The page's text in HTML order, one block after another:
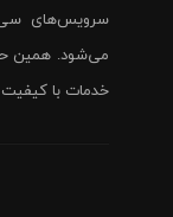
سرویس‌های
می‌شود. همین
خدمات با